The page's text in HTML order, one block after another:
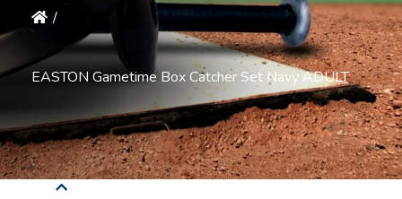
/
EASTON Gametime Box Catcher Set Navy ADULT